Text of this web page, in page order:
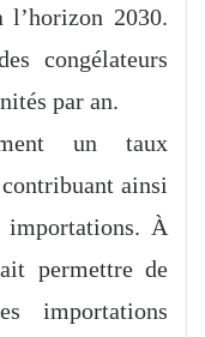
l’horizon 2030.
congélateurs
par an.
un taux
ainsi
importations. À
permettre de
importations